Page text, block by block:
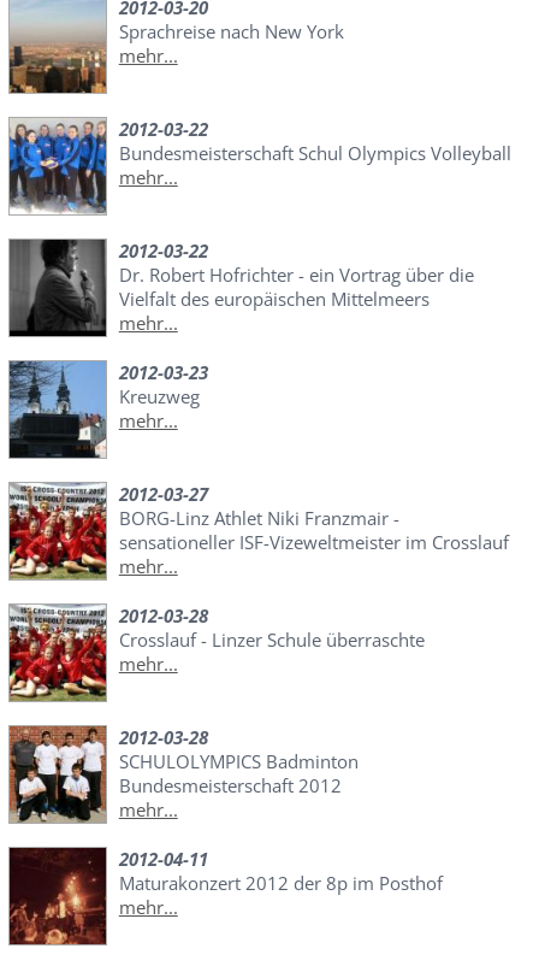
2012-03-20
Sprachreise nach New York
mehr...
2012-03-22
Bundesmeisterschaft Schul Olympics Volleyball
mehr...
2012-03-22
Dr. Robert Hofrichter - ein Vortrag über die
Vielfalt des europäischen Mittelmeers
mehr...
2012-03-23
Kreuzweg
mehr...
2012-03-27
BORG-Linz Athlet Niki Franzmair -
sensationeller ISF-Vizeweltmeister im Crosslauf
mehr...
2012-03-28
Crosslauf - Linzer Schule überraschte
mehr...
2012-03-28
SCHULOLYMPICS Badminton
Bundesmeisterschaft 2012
mehr...
2012-04-11
Maturakonzert 2012 der 8p im Posthof
mehr...